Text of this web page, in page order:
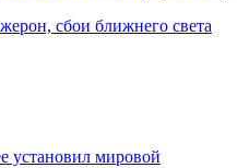
сбои ближнего света
установил мировой